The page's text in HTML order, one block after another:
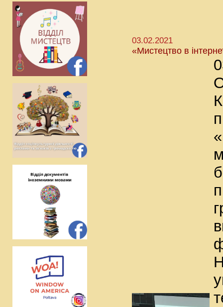
03.02.2021
«Мистецтво в